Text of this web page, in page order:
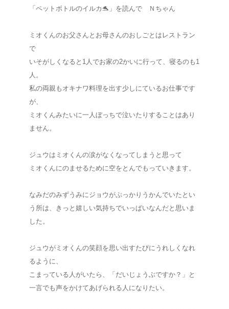
「ペットボトルのイルカ🐬」を読んで Ｎちゃん
ミオくんのお父さんとお母さんのおしごとはレストラン
で
いそがしくなると1人でお家の2かいに行って、寝るのも1
人。
私の両親もオキナワ料理を出す少しにているお仕事です
が、
ミオくんみたいに一人ぼっちで泣いたりすることはあり
ません。
ジュウはミオくんの涙がなくなってしまうと思って
ミオくんにのませるために空をとんでもっていきます。
なみだのみずうみにジョウがぷっかりうかんでいたとい
う所は、きっと嬉しい気持ちでいっぱいなんだと思いま
した。
ジュウがミオくんの笑顔を思い出すたびにうれしくなれ
るように、
こまっている人がいたら、「だいじょうぶですか？」と
一言でも声をかけてあげられる人になりたい。